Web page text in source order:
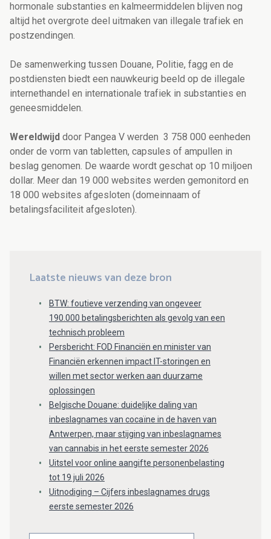
hormonale substanties en kalmeermiddelen blijven nog
altijd het overgrote deel uitmaken van illegale trafiek en
postzendingen.
De samenwerking tussen Douane, Politie, fagg en de
postdiensten biedt een nauwkeurig beeld op de illegale
internethandel en internationale trafiek in substanties en
geneesmiddelen.
Wereldwijd door Pangea V werden 3 758 000 eenheden
onder de vorm van tabletten, capsules of ampullen in
beslag genomen. De waarde wordt geschat op 10 miljoen
dollar. Meer dan 19 000 websites werden gemonitord en
18 000 websites afgesloten (domeinnaam of
betalingsfaciliteit afgesloten).
Laatste nieuws van deze bron
BTW: foutieve verzending van ongeveer
190.000 betalingsberichten als gevolg van een
technisch probleem
Persbericht: FOD Financiën en minister van
Financiën erkennen impact IT-storingen en
willen met sector werken aan duurzame
oplossingen
Belgische Douane: duidelijke daling van
inbeslagnames van cocaïne in de haven van
Antwerpen, maar stijging van inbeslagnames
van cannabis in het eerste semester 2026
Uitstel voor online aangifte personenbelasting
tot 19 juli 2026
Uitnodiging – Cijfers inbeslagnames drugs
eerste semester 2026